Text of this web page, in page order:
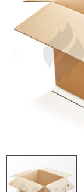
КАТАЛОГ
ПРОИЗВОДСТВО
ЖУРНАЛ
КОНТАКТЫ